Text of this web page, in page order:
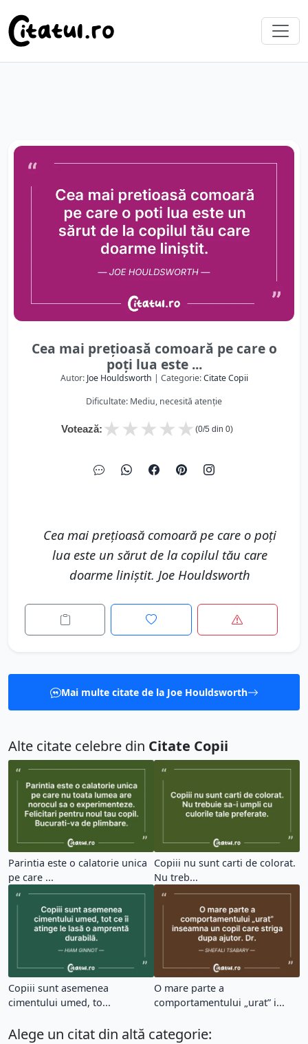
Cea mai prețioasă comoară pe care o
poți lua este ...
Autor: Joe Houldsworth | Categorie:Citate Copii
Dificultate: Mediu, necesită atenție
Votează: ★
★
★
★
★ (0/5 din 0)
Cea mai prețioasă comoară pe care o poți
lua este un sărut de la copilul tău care
doarme liniștit. Joe Houldsworth
Mai multe citate de la Joe Houldsworth
Alte citate celebre din Citate Copii
Parintia este o calatorie unica
pe care ...
Copiii nu sunt carti de colorat.
Nu treb...
Copiii sunt asemenea
cimentului umed, to...
O mare parte a
comportamentului „urat” i...
Alege un citat din altă categorie: